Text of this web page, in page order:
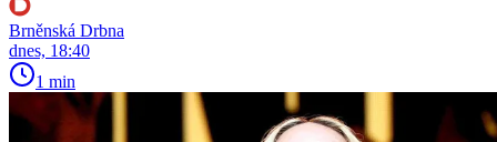
Brněnská Drbna
dnes, 18:40
1 min